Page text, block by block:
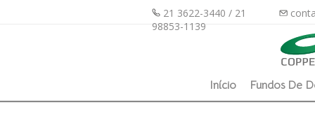
21 3622-3440 / 21
98853-1139
Início Fundos De